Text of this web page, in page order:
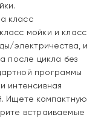
класс
класс мойки и класс
электричества, и
после цикла без
программы
интенсивная
Ищете компактную
встраиваемые